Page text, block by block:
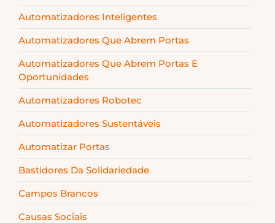
Automatizadores Inteligentes
Automatizadores Que Abrem Portas
Automatizadores Que Abrem Portas E
Oportunidades
Automatizadores Robotec
Automatizadores Sustentáveis
Automatizar Portas
Bastidores Da Solidariedade
Campos Brancos
Causas Sociais